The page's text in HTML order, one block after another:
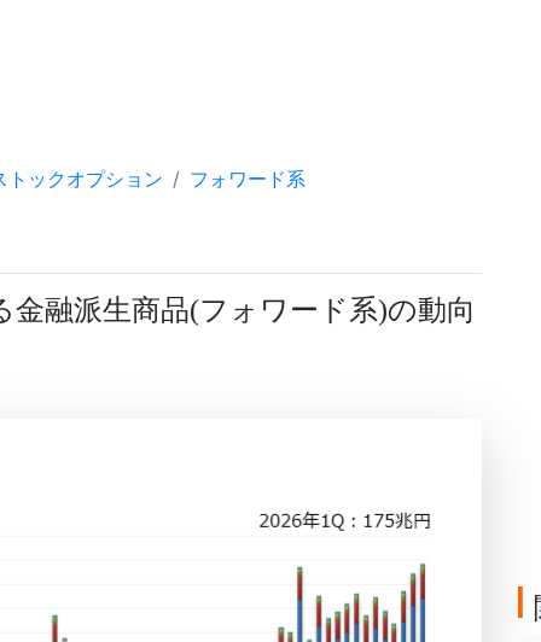
トックオプション フォワード系
金融派生商品(フォワード系)の動向